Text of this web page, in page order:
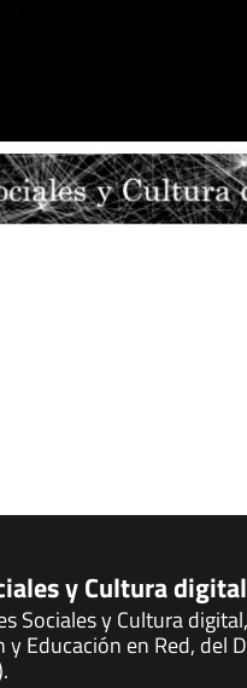
y Cultura digital
Sociales y Cultura
Educación en Red, del